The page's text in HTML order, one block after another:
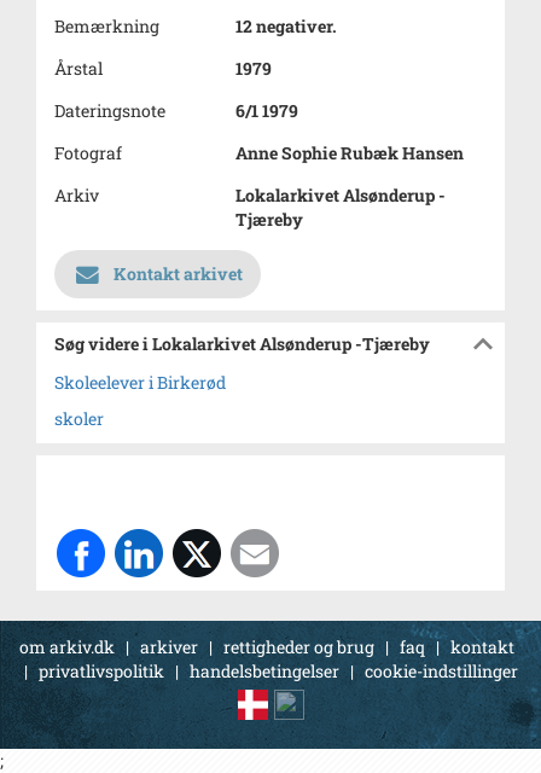
Bemærkning
12 negativer.
Årstal
1979
Dateringsnote
6/1 1979
Fotograf
Anne Sophie Rubæk Hansen
Arkiv
Lokalarkivet Alsønderup -
Tjæreby
Kontakt arkivet
Søg videre i Lokalarkivet Alsønderup -Tjæreby
Skoleelever i Birkerød
skoler
om arkiv.dk | arkiver | rettigheder og brug | faq | kontakt
|privatlivspolitik | handelsbetingelser | cookie-indstillinger
;